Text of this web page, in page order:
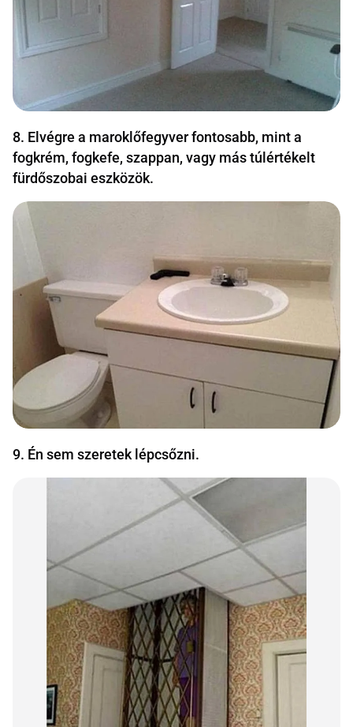
8. Elvégre a maroklőfegyver fontosabb, mint a
fogkrém, fogkefe, szappan, vagy más túlértékelt
fürdőszobai eszközök.
9. Én sem szeretek lépcsőzni.